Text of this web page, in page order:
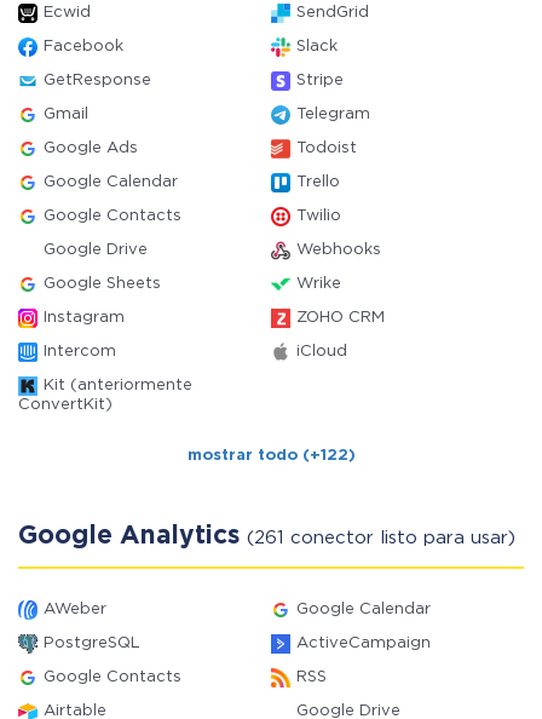
Ecwid SendGrid
Facebook Slack
GetResponse Stripe
Gmail Telegram
Google Ads Todoist
Google Calendar Trello
Google Contacts Twilio
Google Drive Webhooks
Google Sheets Wrike
Instagram ZOHO CRM
Intercom iCloud
Kit (anteriormente
ConvertKit)
mostrar todo (+122)
Google Analytics (261 conector listo para usar)
AWeber Google Calendar
PostgreSQL ActiveCampaign
Google Contacts RSS
Airtable Google Drive